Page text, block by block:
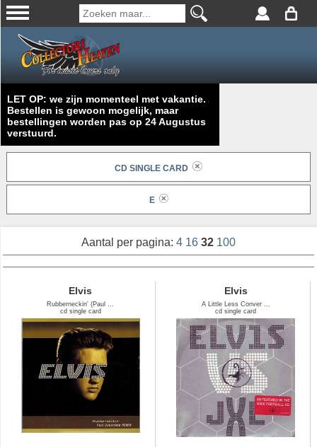
LET OP: we zijn momenteel met vakantie.
Bestellen is gewoon mogelijk, maar
bestellingen worden pas op 24 Augustus
verstuurd.
CD SINGLE CARD
E
Aantal per pagina: 4 16 32 100
Elvis
Rubberneckin' (Paul ...
cd single card
Elvis
A Little Less Conver ...
cd single card